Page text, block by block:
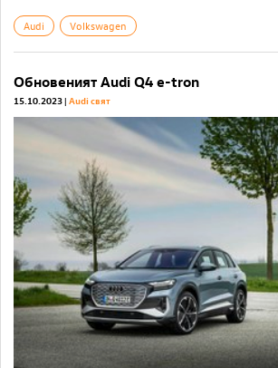
Audi Volkswagen
Обновеният Audi Q4 e-tron
15.10.2023 Audi свят